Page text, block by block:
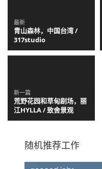
最新
青山森林，中国台湾 /
317studio
新一篇
荒野花园和草甸剧场，丽
江HYLLA / 致舍景观
随机推荐工作